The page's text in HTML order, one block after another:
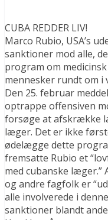
CUBA REDDER LIV!
Marco Rubio, USA’s
sanktioner mod alle,
program om
mennesker rundt om i
Den 25. februar
optrappe offensiven
forsøge at afskrække
læger. Det er ikke
ødelægge dette
fremsatte Rubio et
med cubanske
og andre fagfolk er
alle involverede i
sanktioner blandt